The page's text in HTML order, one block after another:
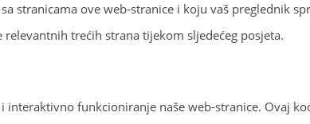
stranicama ove web-stranice i koju vaš preglednik
trećih strana tijekom sljedećeg posjeta.
funkcioniranje naše web-stranice. Ovaj